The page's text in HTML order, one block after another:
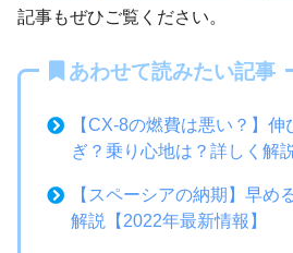
記事もぜひご覧ください。
あわせて読みたい記事
【CX-8の燃費は悪い？】
ぎ？乗り心地は？詳しく解
【スペーシアの納期】早め
解説【2022年最新情報】